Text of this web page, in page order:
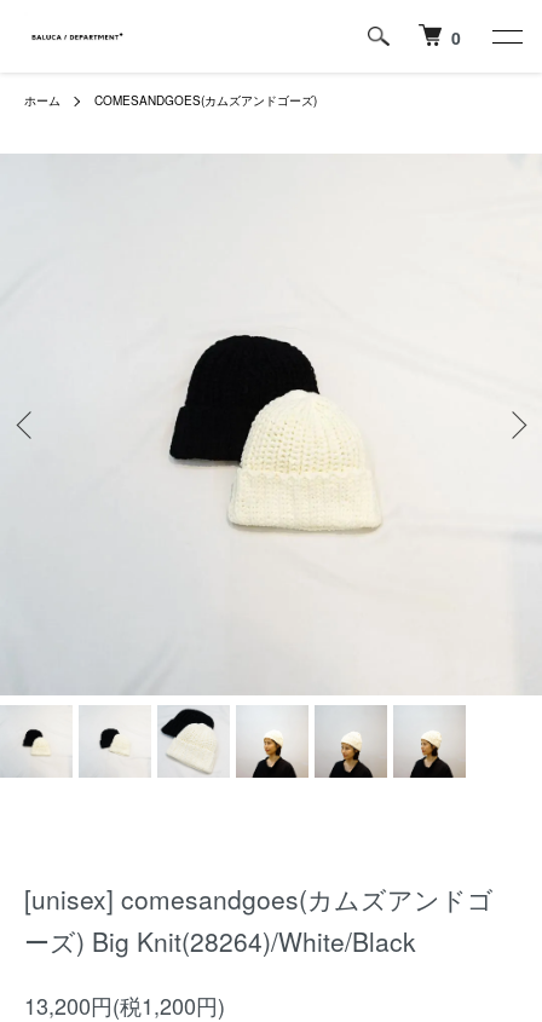
0
ホーム COMESANDGOES(カムズアンドゴーズ)
[unisex] comesandgoes(カムズアンドゴ
ーズ) Big Knit(28264)/White/Black
13,200円(税1,200円)